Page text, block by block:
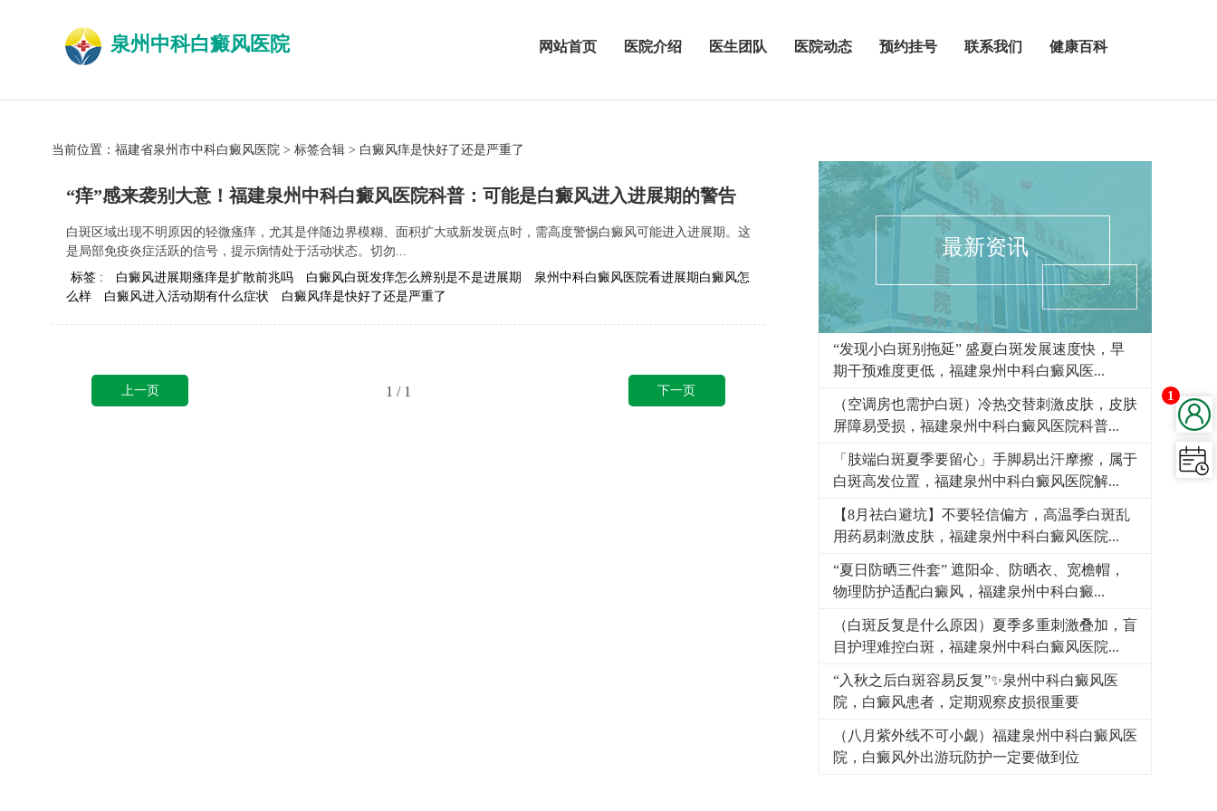
1
泉州中科白癜风医院 网站首页 医院介绍 医生团队 医院动态 预约挂号 联系我们 健康百科
当前位置： 福建省泉州市中科白癜风医院 > 标签合辑 > 白癜风痒是快好了还是严重了
“痒”感来袭别大意！福建泉州中科白癜风医院科普：可能是白癜风进入进展期的警告
白斑区域出现不明原因的轻微瘙痒，尤其是伴随边界模糊、面积扩大或新发斑点时，需高度警惕白癜风可能进入进展期。这
是局部免疫炎症活跃的信号，提示病情处于活动状态。切勿...
标签 :
白癜风进展期瘙痒是扩散前兆吗 白癜风白斑发痒怎么辨别是不是进展期
泉州中科白癜风医院看进展期白癜风怎
么样
白癜风进入活动期有什么症状 白癜风痒是快好了还是严重了
上一页 1 / 1 下一页
最新资讯
“发现小白斑别拖延” 盛夏白斑发展速度快，早
期干预难度更低，福建泉州中科白癜风医...
（空调房也需护白斑）冷热交替刺激皮肤，皮肤
屏障易受损，福建泉州中科白癜风医院科普...
「肢端白斑夏季要留心」手脚易出汗摩擦，属于
白斑高发位置，福建泉州中科白癜风医院解...
【8月祛白避坑】不要轻信偏方，高温季白斑乱
用药易刺激皮肤，福建泉州中科白癜风医院...
“夏日防晒三件套” 遮阳伞、防晒衣、宽檐帽，
物理防护适配白癜风，福建泉州中科白癜...
（白斑反复是什么原因）夏季多重刺激叠加，盲
目护理难控白斑，福建泉州中科白癜风医院...
“入秋之后白斑容易反复”✨泉州中科白癜风医
院，白癜风患者，定期观察皮损很重要
（八月紫外线不可小觑）福建泉州中科白癜风医
院，白癜风外出游玩防护一定要做到位